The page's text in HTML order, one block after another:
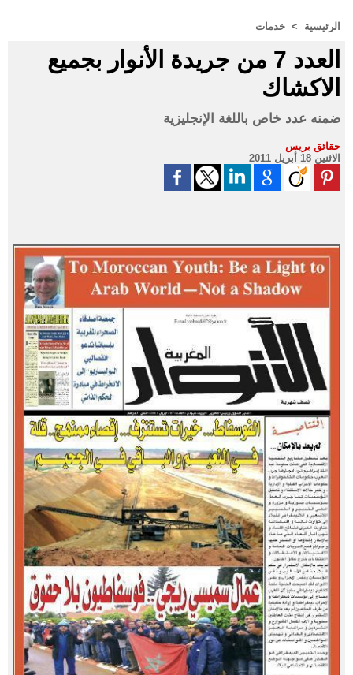
الرئيسية > خدمات
العدد 7 من جريدة الأنوار بجميع
الاكشاك
ضمنه عدد خاص باللغة الإنجليزية
حقائق بريس
الاثنين 18 أبريل 2011